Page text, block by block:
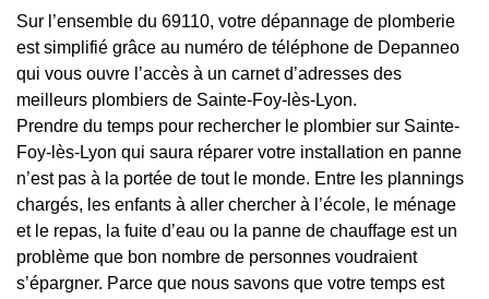
Sur l’ensemble du 69110, votre dépannage de plomberie
est simplifié grâce au numéro de téléphone de Depanneo
qui vous ouvre l’accès à un carnet d’adresses des
meilleurs plombiers de Sainte-Foy-lès-Lyon.
Prendre du temps pour rechercher le plombier sur Sainte-
Foy-lès-Lyon qui saura réparer votre installation en panne
n’est pas à la portée de tout le monde. Entre les plannings
chargés, les enfants à aller chercher à l’école, le ménage
et le repas, la fuite d’eau ou la panne de chauffage est un
problème que bon nombre de personnes voudraient
s’épargner. Parce que nous savons que votre temps est